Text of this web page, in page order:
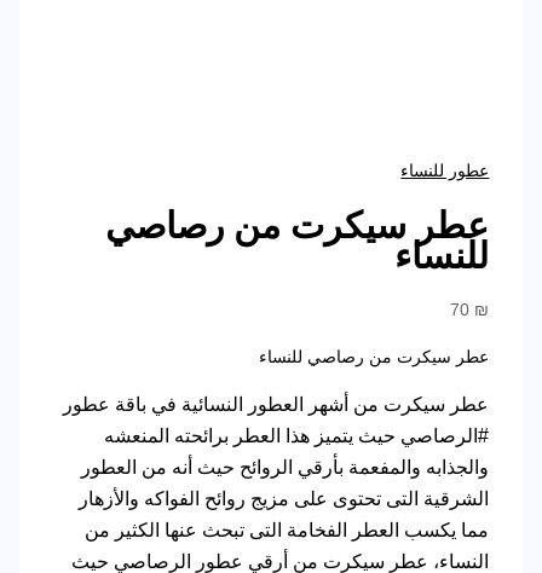
عطور للنساء
عطر سيكرت من رصاصي
للنساء
70 ₪
عطر سيكرت من رصاصي للنساء
عطر سيكرت من أشهر العطور النسائية في باقة عطور
#الرصاصي حيث يتميز هذا العطر برائحته المنعشه
والجذابه والمفعمة بأرقي الروائح حيث أنه من العطور
الشرقية التى تحتوى على مزيج روائح الفواكه والأزهار
مما يكسب العطر الفخامة التى تبحث عنها الكثير من
النساء، عطر سيكرت من أرقي عطور الرصاصي حيث